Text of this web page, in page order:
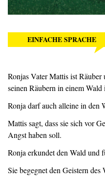
EINFACHE SPRACHE
Ronjas Vater Mattis ist
seinen Räubern in einem
Ronja darf auch alleine in den
Mattis sagt, dass sie sich vor
Angst haben soll.
Ronja erkundet den Wald und
Sie begegnet den Geistern des